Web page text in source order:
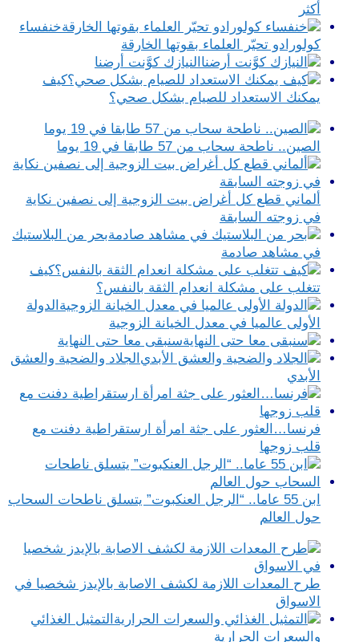
أكثر
خنفساء
كولورادو تحيّر العلماء بقوتها الخارقة
النيازك كوَّنت أرضنا
كيف
يمكنك الاستعداد للصيام بشكل صحي؟
الصين.. ناطحة سحاب من 57 طابقا في 19 يوما
ألماني قطع كل أغراض بيت الزوجية إلى نصفين نكاية
في زوجته السابقة
بحر من البلاستيك
في مشاهد صادمة
كيف
تتغلب على مشكلة انعدام الثقة بالنفس؟
الدولة
الأولى عالميا في معدل الخيانة الزوجية
سنبقى معا حتى النهاية
الجلاد والضحية والعشق
الأبدي
فرنسا…العثور على جثة امرأة ارستقراطية دفنت مع
قلب زوجها
ابن 55 عاما.. “الرجل العنكبوت” يتسلق ناطحات السحاب
حول العالم
طرح المعدات اللازمة لكشف الاصابة بالإيدز شخصيا في
الاسواق
التمثيل الغذائي
والسعرات الحرارية